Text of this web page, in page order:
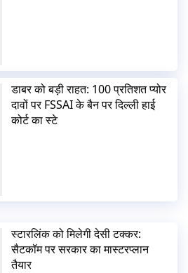
डाबर को बड़ी राहत: 100 प्रतिशत प्योर
दावों पर FSSAI के बैन पर दिल्ली हाई
कोर्ट का स्टे
स्टारलिंक को मिलेगी देसी टक्कर:
सैटकॉम पर सरकार का मास्टरप्लान
तैयार